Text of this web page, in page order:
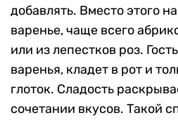
добавлять. Вместо этого
варенье, чаще всего
или из лепестков роз.
варенья, кладет в рот и
глоток. Сладость
сочетании вкусов. Такой